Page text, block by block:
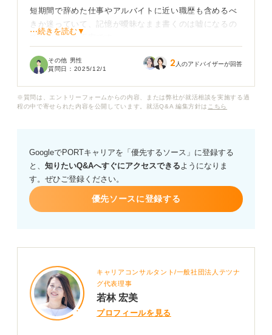
短期間で辞めた仕事やアルバイトに近い職歴も含めるべ
きか迷っていて、記憶が曖昧なまま書くのは嘘になるの
ではないかと不安です。
もし勤務期間や企業名を一部忘れてしまった場合、どの
て、具体的なアドバイスをお願いします。
⋯続きを読む▼
その他 男性
質問日： 2025/12/1 2 人のアドバイザーが回答
※質問は、エントリーフォームからの内容、または弊社が就活相談を実施する過
程の中で寄せられた内容を公開しています。就活Q&A 編集方針は こちら
GoogleでPORTキャリアを「優先するソース」に登録する
と、 知りたいQ&Aへすぐにアクセスできるようになりま
す。ぜひご登録ください。
優先ソースに登録する
キャリアコンサルタント/一般社団法人テツナ
グ代表理事
若林 宏美
プロフィールを見る